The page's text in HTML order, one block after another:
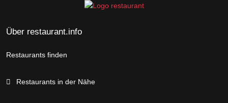
Über restaurant.info
Restaurants finden
Restaurants in der Nähe